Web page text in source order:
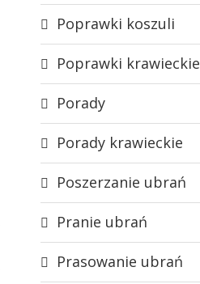
Poprawki koszuli
Poprawki krawieckie
Porady
Porady krawieckie
Poszerzanie ubrań
Pranie ubrań
Prasowanie ubrań